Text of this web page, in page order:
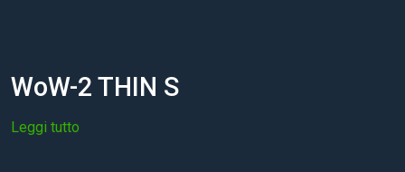
WoW-2 THIN S
Leggi tutto